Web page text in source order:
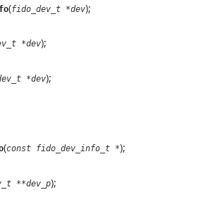
(fido_dev_t *dev);
*dev);
*dev);
(const fido_dev_info_t *);
**dev_p);